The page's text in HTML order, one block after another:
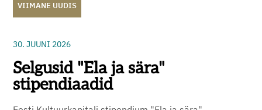
VIIMANE UUDIS
30. JUUNI 2026
Selgusid "Ela ja sära"
stipendiaadid